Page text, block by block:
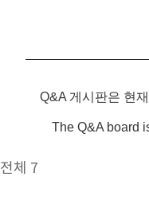
Q&A 게시판은 현
The Q&A board
전체 7